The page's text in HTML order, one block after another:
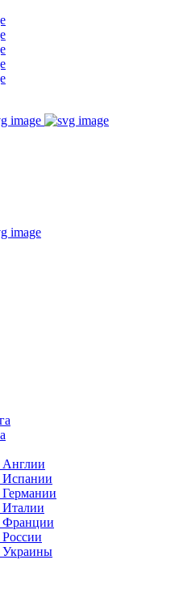
Англии
Испании
Франции
Украины